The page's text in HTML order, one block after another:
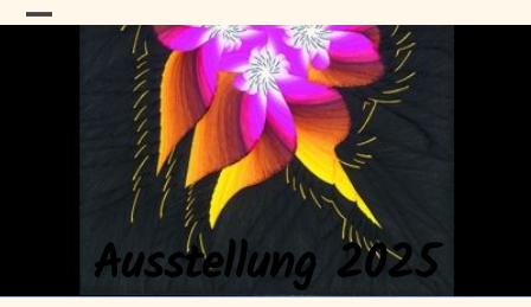
Skip
HAFENGALERIE
Neustrelitz
Ausstellung 2025